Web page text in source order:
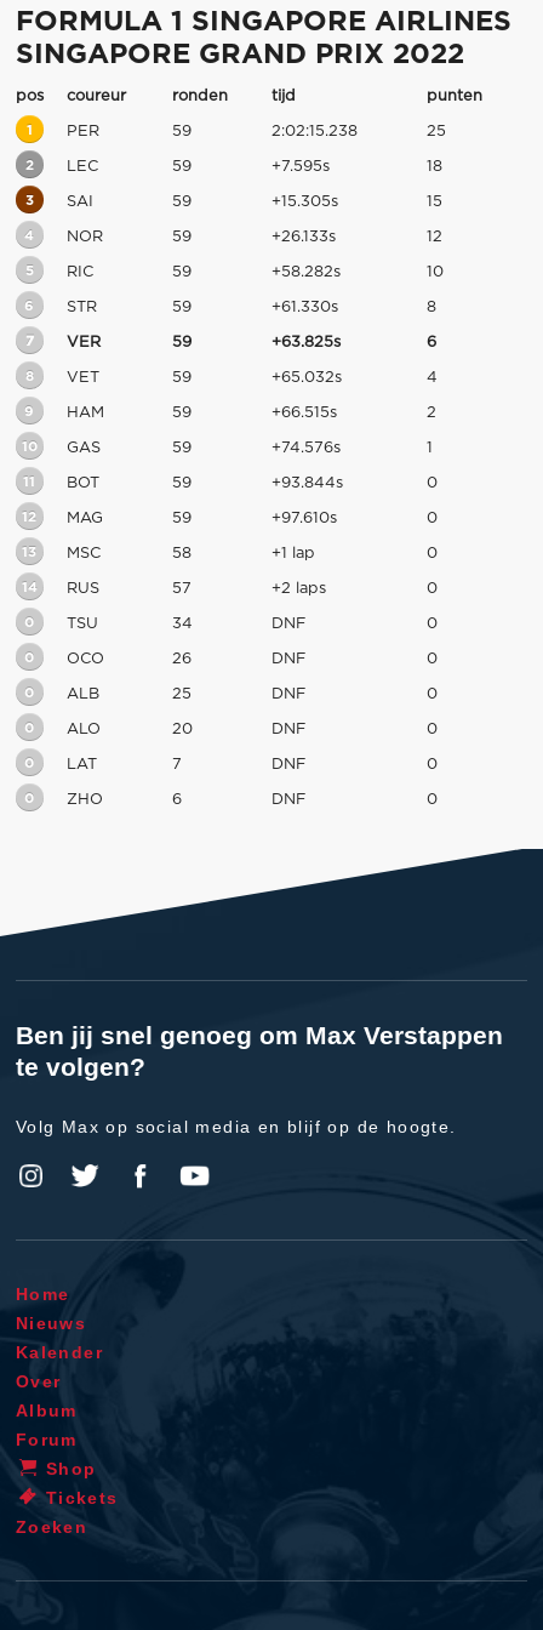
FORMULA 1 SINGAPORE AIRLINES
SINGAPORE GRAND PRIX 2022
pos coureur ronden tijd punten
1 PER 59 2:02:15.238 25
2 LEC 59 +7.595s 18
3 SAI 59 +15.305s 15
4 NOR 59 +26.133s 12
5 RIC 59 +58.282s 10
6 STR 59 +61.330s 8
7 VER 59 +63.825s 6
8 VET 59 +65.032s 4
9 HAM 59 +66.515s 2
10 GAS 59 +74.576s 1
11 BOT 59 +93.844s 0
12 MAG 59 +97.610s 0
13 MSC 58 +1 lap 0
14 RUS 57 +2 laps 0
0 TSU 34 DNF 0
0 OCO 26 DNF 0
0 ALB 25 DNF 0
0 ALO 20 DNF 0
0 LAT 7 DNF 0
0 ZHO 6 DNF 0
Ben jij snel genoeg om Max Verstappen
te volgen?
Volg Max op social media en blijf op de hoogte.
Home
Nieuws
Kalender
Over
Album
Forum
Shop
Tickets
Zoeken